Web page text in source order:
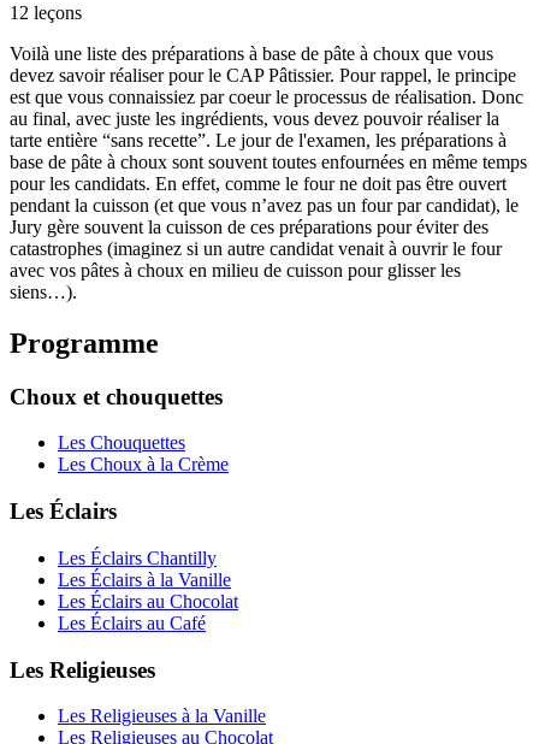
12 leçons
Voilà une liste des préparations à base de pâte à choux que vous
devez savoir réaliser pour le CAP Pâtissier. Pour rappel, le principe
est que vous connaissiez par coeur le processus de réalisation. Donc
au final, avec juste les ingrédients, vous devez pouvoir réaliser la
tarte entière “sans recette”. Le jour de l'examen, les préparations à
base de pâte à choux sont souvent toutes enfournées en même temps
pour les candidats. En effet, comme le four ne doit pas être ouvert
pendant la cuisson (et que vous n’avez pas un four par candidat), le
Jury gère souvent la cuisson de ces préparations pour éviter des
catastrophes (imaginez si un autre candidat venait à ouvrir le four
avec vos pâtes à choux en milieu de cuisson pour glisser les
siens…).
Programme
Choux et chouquettes
Les Chouquettes
Les Choux à la Crème
Les Éclairs
Les Éclairs Chantilly
Les Éclairs à la Vanille
Les Éclairs au Chocolat
Les Éclairs au Café
Les Religieuses
Les Religieuses à la Vanille
Les Religieuses au Chocolat